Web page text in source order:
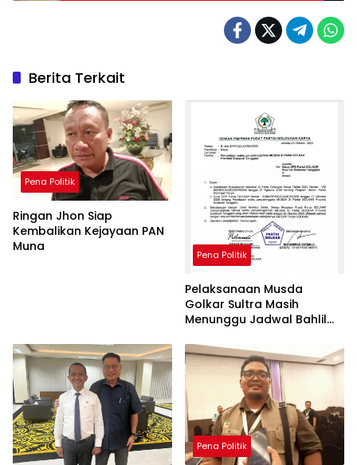
Berita Terkait
Pena Politik
Ringan Jhon Siap
Kembalikan Kejayaan PAN
Muna
Pena Politik
Pelaksanaan Musda
Golkar Sultra Masih
Menunggu Jadwal Bahlil
Pena Politik